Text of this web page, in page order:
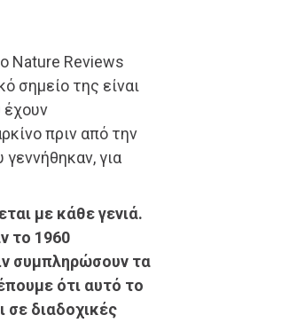
Nature Reviews
σημείο της είναι
έχουν
πριν από την
για
με κάθε γενιά.
το 1960
συμπληρώσουν τα
ότι αυτό το
σε διαδοχικές